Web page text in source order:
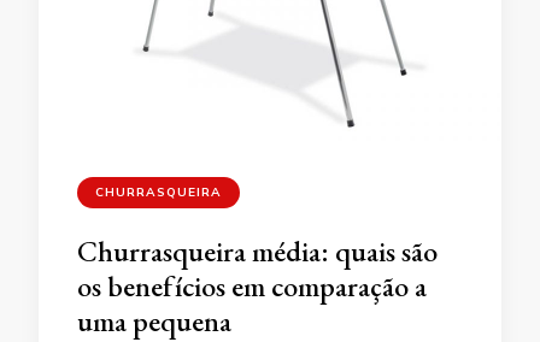
CHURRASQUEIRA
Churrasqueira média: quais são
os benefícios em comparação a
uma pequena